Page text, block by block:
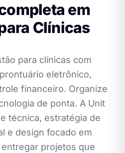
em
Clínicas
para clínicas com
eletrônico,
financeiro. Organize
de ponta. A Unit
técnica, estratégia de
e design focado em
projetos que